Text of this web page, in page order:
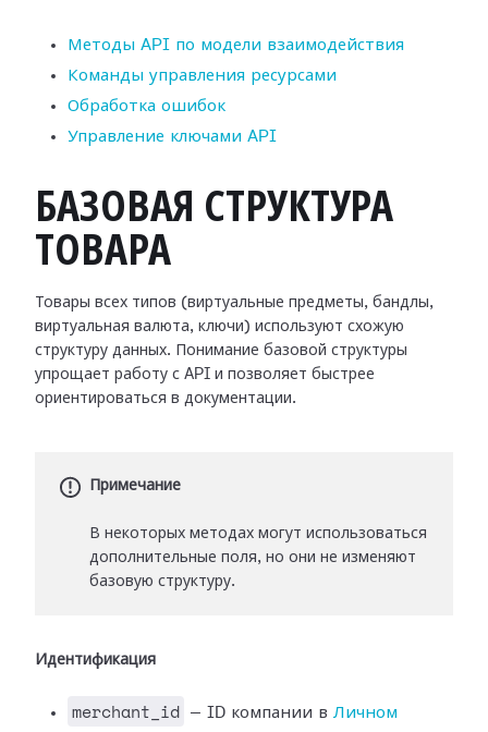
Методы API по модели взаимодействия
Команды управления ресурсами
Обработка ошибок
Управление ключами API
БАЗОВАЯ СТРУКТУРА
ТОВАРА
Товары всех типов (виртуальные предметы, бандлы,
виртуальная валюта, ключи) используют схожую
структуру данных. Понимание базовой структуры
упрощает работу с API и позволяет быстрее
ориентироваться в документации.
Примечание
В некоторых методах могут использоваться
дополнительные поля, но они не изменяют
базовую структуру.
Идентификация
merchant_id — ID компании в Личном